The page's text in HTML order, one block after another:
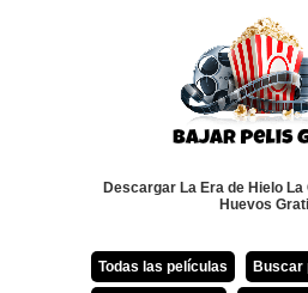
Descargar La Era de Hielo
Huevos
Todas las películas Buscar